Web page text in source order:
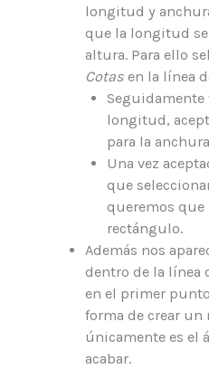
longitud y
que la longitud
altura. Para ello
Cotasen la línea
Seguidamente
longitud,
para la
Una vez
que
queremos que
rectángulo.
Además nos
dentro de la línea
en el primer
forma de crear
únicamente es el
acabar.